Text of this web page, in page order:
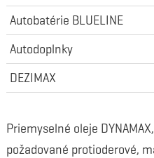
Priemyselné oleje
požadované protioderové,
Autobatérie BLUELINE
Autodoplnky
DEZIMAX